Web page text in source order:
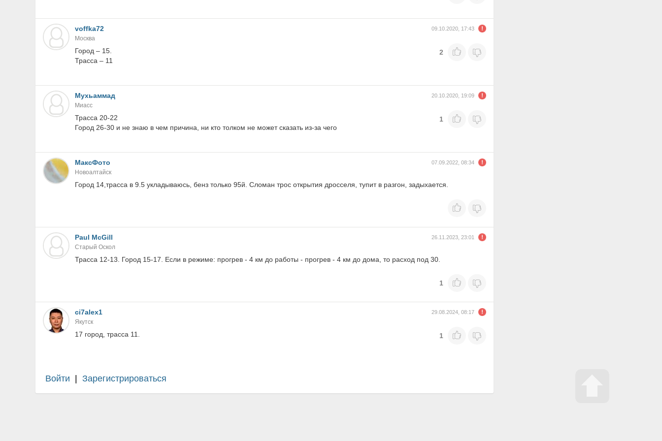
voffka72 09.10.2020, 17:43
Москва
Город – 15.
Трасса – 11
2
Мухьаммад 20.10.2020, 19:09
Миасс
Трасса 20-22
Город 26-30 и не знаю в чем причина, ни кто толком не может сказать из-за чего
1
МаксФото 07.09.2022, 08:34
Новоалтайск
Город 14,трасса в 9.5 укладываюсь, бенз только 95й. Сломан трос открытия дросселя, тупит в разгон, задыхается.
Paul McGill 26.11.2023, 23:01
Старый Оскол
Трасса 12-13. Город 15-17. Если в режиме: прогрев - 4 км до работы - прогрев - 4 км до дома, то расход под 30.
1
ci7alex1 29.08.2024, 08:17
Якутск
17 город, трасса 11. 1
Войти Зарегистрироваться